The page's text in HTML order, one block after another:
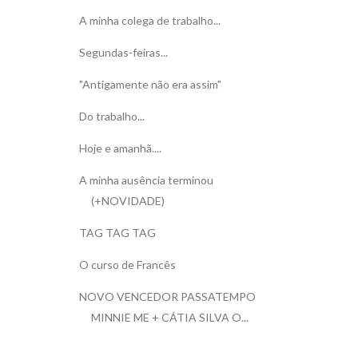
A minha colega de trabalho...
Segundas-feiras...
"Antigamente não era assim"
Do trabalho...
Hoje e amanhã....
A minha ausência terminou
(+NOVIDADE)
TAG TAG TAG
O curso de Francês
NOVO VENCEDOR PASSATEMPO
MINNIE ME + CÁTIA SILVA O...